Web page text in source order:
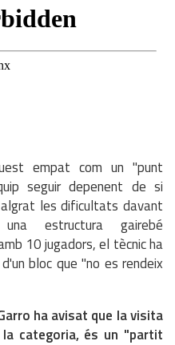
empat com un "punt
seguir depenent de si
les dificultats davant
estructura gairebé
10 jugadors, el tècnic ha
bloc que "no es rendeix
ha avisat que la visita
categoria, és un "partit